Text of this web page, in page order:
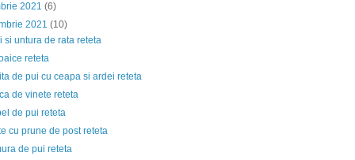
2021(6)
2021(10)
si untura de rata reteta
reteta
de pui cu ceapa si ardei reteta
de vinete reteta
de pui reteta
cu prune de post reteta
de pui reteta